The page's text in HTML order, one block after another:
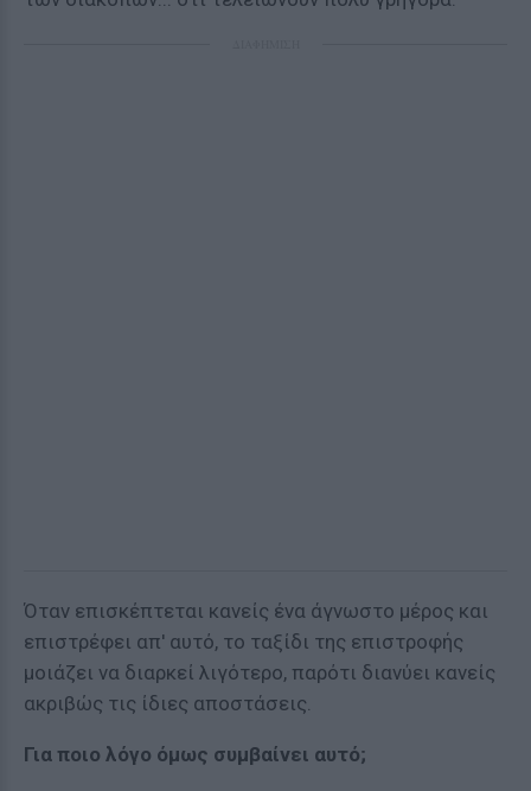
Όταν επισκέπτεται κανείς ένα άγνωστο μέρος και
επιστρέφει απ' αυτό, το ταξίδι της επιστροφής
μοιάζει να διαρκεί λιγότερο, παρότι διανύει κανείς
ακριβώς τις ίδιες αποστάσεις.
Για ποιο λόγο όμως συμβαίνει αυτό;